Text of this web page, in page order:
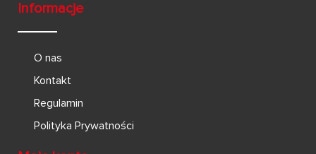
Informacje
O nas
Kontakt
Regulamin
Polityka Prywatności